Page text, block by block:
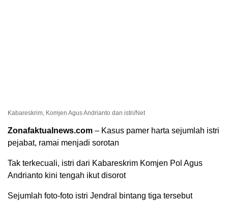
Kabareskrim, Komjen Agus Andrianto dan istri/Net
Zonafaktualnews.com – Kasus pamer harta sejumlah istri
pejabat, ramai menjadi sorotan
Tak terkecuali, istri dari Kabareskrim Komjen Pol Agus
Andrianto kini tengah ikut disorot
Sejumlah foto-foto istri Jendral bintang tiga tersebut